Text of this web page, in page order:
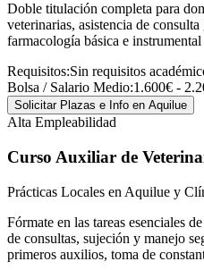
Doble titulación completa para
veterinarias, asistencia de
farmacología básica e
Requisitos:Sin requisitos
Bolsa / Salario Medio:1.600€ -
Solicitar Plazas e Info en Aquilue
Alta Empleabilidad
Curso Auxiliar de
Prácticas Locales en Aquilue y
Fórmate en las tareas esenciales
de consultas, sujeción y manejo
primeros auxilios, toma de